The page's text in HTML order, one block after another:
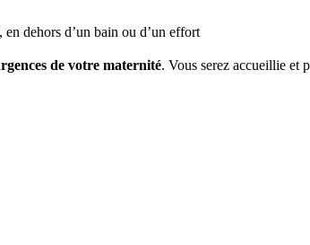
, en dehors d’un bain ou d’un effort
de votre maternité. Vous serez accueillie et